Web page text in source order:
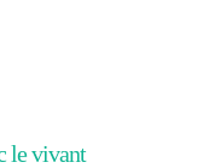
le vivant